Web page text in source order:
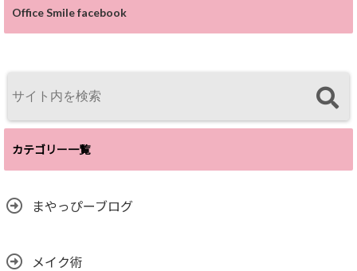
Office Smile facebook
カテゴリー一覧
まやっぴーブログ
メイク術